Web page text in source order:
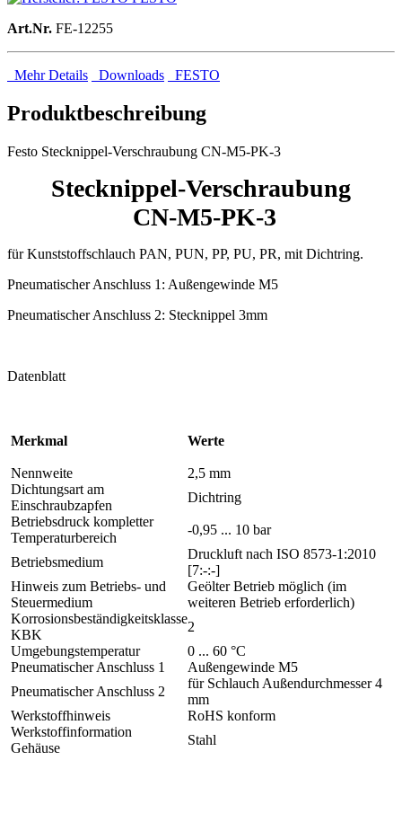
Art.Nr. FE-12255
Mehr Details Downloads FESTO
Produktbeschreibung
Festo Stecknippel-Verschraubung CN-M5-PK-3
Stecknippel-Verschraubung
CN-M5-PK-3
für Kunststoffschlauch PAN, PUN, PP, PU, PR, mit Dichtring.
Pneumatischer Anschluss 1: Außengewinde M5
Pneumatischer Anschluss 2: Stecknippel 3mm
Datenblatt
Merkmal Werte
Nennweite
2,5 mm
Dichtungsart am
Einschraubzapfen
Dichtring
Betriebsdruck kompletter
Temperaturbereich
-0,95 ... 10 bar
Betriebsmedium
Druckluft nach ISO 8573-1:2010
[7:-:-]
Hinweis zum Betriebs- und
Steuermedium
Geölter Betrieb möglich (im
weiteren Betrieb erforderlich)
Korrosionsbeständigkeitsklasse
KBK
2
Umgebungstemperatur
0 ... 60 °C
Pneumatischer Anschluss 1
Außengewinde M5
Pneumatischer Anschluss 2
für Schlauch Außendurchmesser 4
mm
Werkstoffhinweis
RoHS konform
Werkstoffinformation
Gehäuse
Stahl